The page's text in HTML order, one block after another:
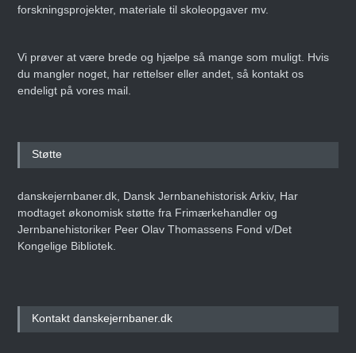
forskningsprojekter, materiale til skoleopgaver mv.
Vi prøver at være brede og hjælpe så mange som muligt. Hvis
du mangler noget, har rettelser eller andet, så kontakt os
endeligt på vores mail.
Støtte
danskejernbaner.dk, Dansk Jernbanehistorisk Arkiv, Har
modtaget økonomisk støtte fra Frimærkehandler og
Jernbanehistoriker Peer Olav Thomassens Fond v/Det
Kongelige Bibliotek.
Kontakt danskejernbaner.dk